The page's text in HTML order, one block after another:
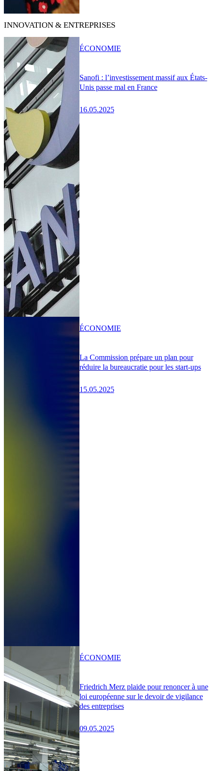
INNOVATION & ENTREPRISES
Sanofi : l’investissement massif aux États-
Unis passe mal en France
16.05.2025
ÉCONOMIE
La Commission prépare un plan pour
réduire la bureaucratie pour les start-ups
15.05.2025
ÉCONOMIE
Friedrich Merz plaide pour renoncer à une
loi européenne sur le devoir de vigilance
des entreprises
09.05.2025
ÉCONOMIE